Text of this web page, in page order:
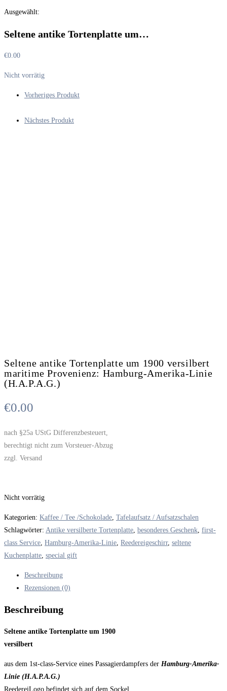
durchsuchen
Ausgewählt:
Seltene antike Tortenplatte um…
€0.00
Nicht vorrätig
Vorheriges Produkt
Nächstes Produkt
Seltene antike Tortenplatte um 1900 versilbert
maritime Provenienz: Hamburg-Amerika-Linie
(H.A.P.A.G.)
€0.00
nach §25a UStG Differenzbesteuert,
berechtigt nicht zum Vorsteuer-Abzug
zzgl. Versand
Nicht vorrätig
Kategorien: Kaffee / Tee /Schokolade Tafelaufsatz / Aufsatzschalen
Schlagwörter: Antike versilberte Tortenplatte besonderes Geschenk first-
class Service Hamburg-Amerika-Linie Reedereigeschirr, seltene
Kuchenplatte special gift
Beschreibung
Rezensionen (0)
Beschreibung
Seltene antike Tortenplatte um 1900
versilbert
aus dem 1st-class-Service eines Passagierdampfers der Hamburg-Amerika-
Linie (H.A.P.A.G.)
ReedereiLogo befindet sich auf dem Sockel